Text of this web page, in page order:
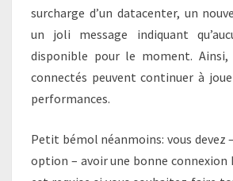
surcharge d’un datacenter, un
un joli message indiquant
disponible pour le moment. Ainsi,
connectés peuvent continuer à
performances.
Petit bémol néanmoins: vous devez
option – avoir une bonne